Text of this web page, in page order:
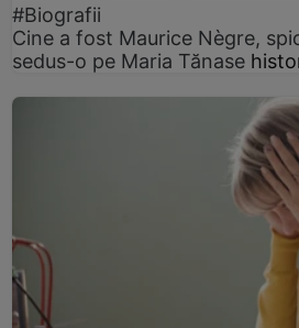
#Biografii
Cine a fost Maurice Nègre,
sedus-o pe Maria Tănase